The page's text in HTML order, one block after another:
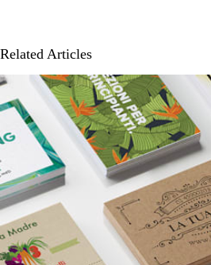
Related Articles